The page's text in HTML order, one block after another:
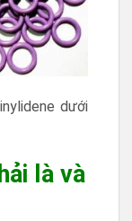
dưới
là và